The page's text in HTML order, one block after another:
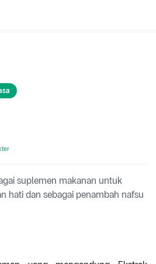
suplemen makanan untuk
hati dan sebagai penambah nafsu